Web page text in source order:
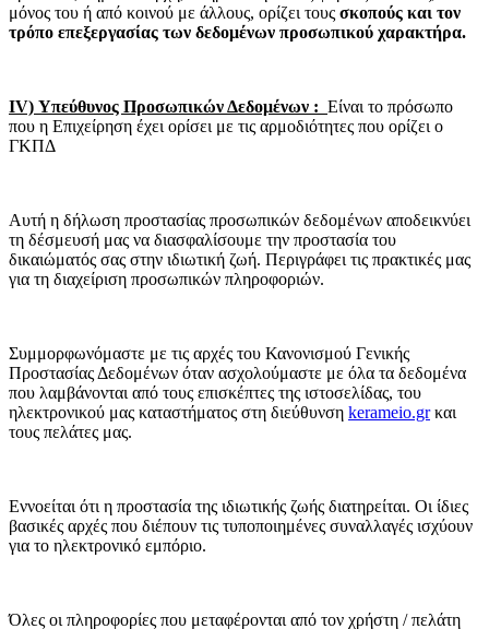
μόνος του ή από κοινού με άλλους, ορίζει τους σκοπούς και τον
τρόπο επεξεργασίας των δεδομένων προσωπικού χαρακτήρα.
ΙV) Υπεύθυνος Προσωπικών Δεδομένων : Είναι το πρόσωπο
που η Επιχείρηση έχει ορίσει με τις αρμοδιότητες που ορίζει ο
ΓΚΠΔ
Αυτή η δήλωση προστασίας προσωπικών δεδομένων αποδεικνύει
τη δέσμευσή μας να διασφαλίσουμε την προστασία του
δικαιώματός σας στην ιδιωτική ζωή. Περιγράφει τις πρακτικές μας
για τη διαχείριση προσωπικών πληροφοριών.
Συμμορφωνόμαστε με τις αρχές του Κανονισμού Γενικής
Προστασίας Δεδομένων όταν ασχολούμαστε με όλα τα δεδομένα
που λαμβάνονται από τους επισκέπτες της ιστοσελίδας, του
ηλεκτρονικού μας καταστήματος στη διεύθυνση kerameio.grκαι
τους πελάτες μας.
Εννοείται ότι η προστασία της ιδιωτικής ζωής διατηρείται. Οι ίδιες
βασικές αρχές που διέπουν τις τυποποιημένες συναλλαγές ισχύουν
για το ηλεκτρονικό εμπόριο.
Όλες οι πληροφορίες που μεταφέρονται από τον χρήστη / πελάτη